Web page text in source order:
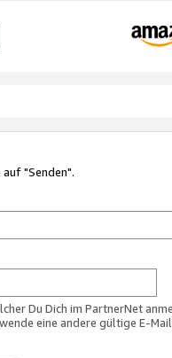
"Senden".
Du Dich im PartnerNet
eine andere gültige E-